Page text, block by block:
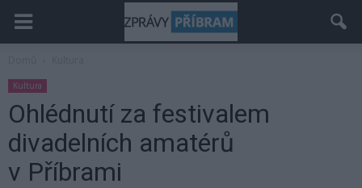
Kultura
Ohlédnutí za festivalem
divadelních amatérů
v Příbrami